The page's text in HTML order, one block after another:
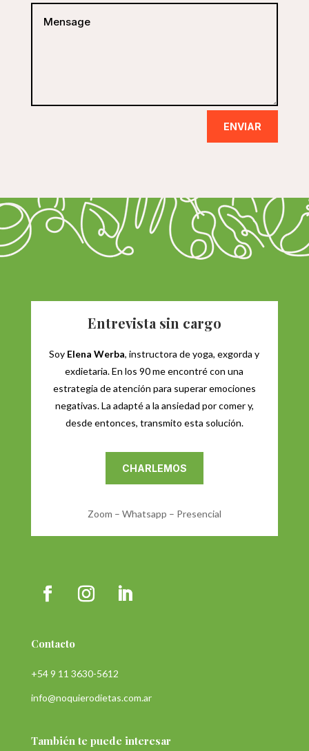
ENVIAR
Entrevista sin cargo
Soy Elena Werba, instructora de yoga, exgorda y
exdietaria. En los 90 me encontré con una
estrategia de atención para superar emociones
negativas. La adapté a la ansiedad por comer y,
desde entonces, transmito esta solución.
CHARLEMOS
Zoom – Whatsapp – Presencial
Contacto
+54 9 11 3630-5612
info@noquierodietas.com.ar
También te puede interesar